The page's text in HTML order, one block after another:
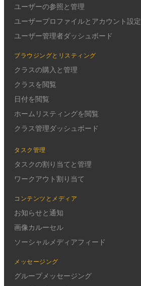
ユーザーの参照と管理
ユーザープロファイルとアカウント設定
ユーザー管理者ダッシュボード
ブラウジングとリスティング
クラスの購入と管理
クラスを閲覧
日付を閲覧
ホームリスティングを閲覧
クラス管理ダッシュボード
タスク管理
タスクの割り当てと管理
ワークアウト割り当て
コンテンツとメディア
お知らせと通知
画像カルーセル
ソーシャルメディアフィード
メッセージング
グループメッセージング